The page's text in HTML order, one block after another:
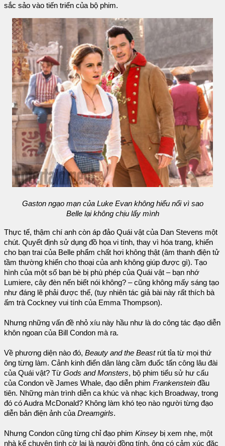
sắc sảo vào tiến triển của bộ phim.
Gaston ngạo mạn của Luke Evan không hiểu nổi vì sao
Belle lại không chịu lấy mình
Thực tế, thậm chí anh còn áp đảo Quái vật của Dan Stevens một
chút. Quyết định sử dụng đồ họa vi tính, thay vì hóa trang, khiến
cho bạn trai của Belle phẩm chất hơi không thật (âm thanh điện tử
tầm thường khiến cho thoại của anh không giúp được gì). Tạo
hình của một số bạn bè bị phù phép của Quái vật – bạn nhớ
Lumiere, cây đèn nến biết nói không? – cũng không mấy sáng tạo
như đáng lẽ phải được thế, (tuy nhiên tác giả bài này rất thích bà
ấm trà Cockney vui tính của Emma Thompson).
Nhưng những vấn đề nhỏ xíu này hầu như là do công tác đạo diễn
khôn ngoan của Bill Condon mà ra.
Về phương diện nào đó, Beauty and the Beastrút tỉa từ mọi thứ
ông từng làm. Cảnh kinh điển dân làng cầm đuốc tấn công lâu đài
của Quái vật? Từ Gods and Monsters, bộ phim tiểu sử hư cấu
của Condon về James Whale, đạo diễn phim Frankenstein đầu
tiên. Những màn trình diễn ca khúc và nhạc kịch Broadway, trong
đó có Audra McDonald? Không làm khó tẹo nào người từng đạo
diễn bản điện ảnh củaDreamgirls.
Nhưng Condon cũng từng chỉ đạo phim Kinsey bị xem nhẹ, một
nhà kể chuyện tình cờ lại là người đồng tính, ông có cảm xúc đặc